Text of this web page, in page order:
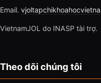
Email.
VietnamJOL do INASP tài trợ.
Theo dõi chúng tôi